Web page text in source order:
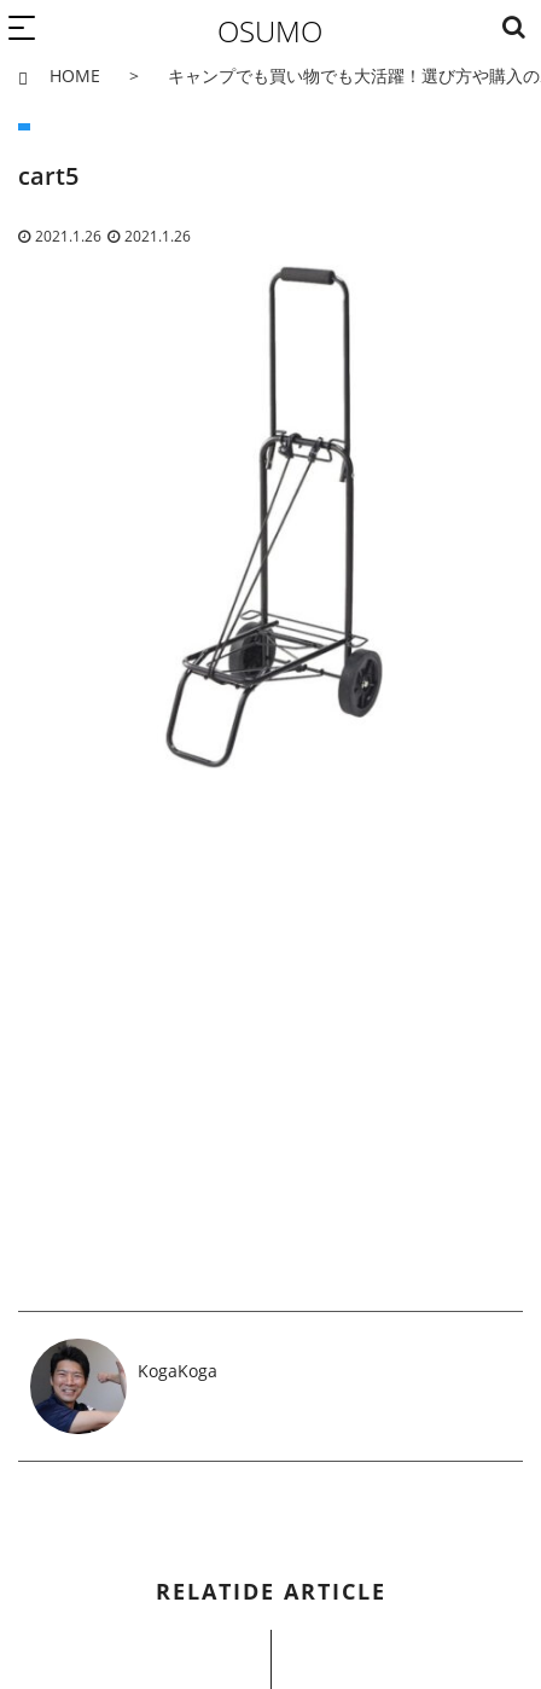
OSUMO
HOME キャンプでも買い物でも大活躍！選び方や購入
cart5
2021.1.26 2021.1.26
KogaKoga
RELATIDE ARTICLE